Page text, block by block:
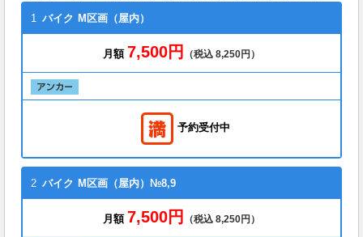
1 バイク M区画（屋内）
月額 7,500円 （税込 8,250円）
予約受付中
2 バイク M区画（屋内）№8,9
月額 7,500円 （税込 8,250円）